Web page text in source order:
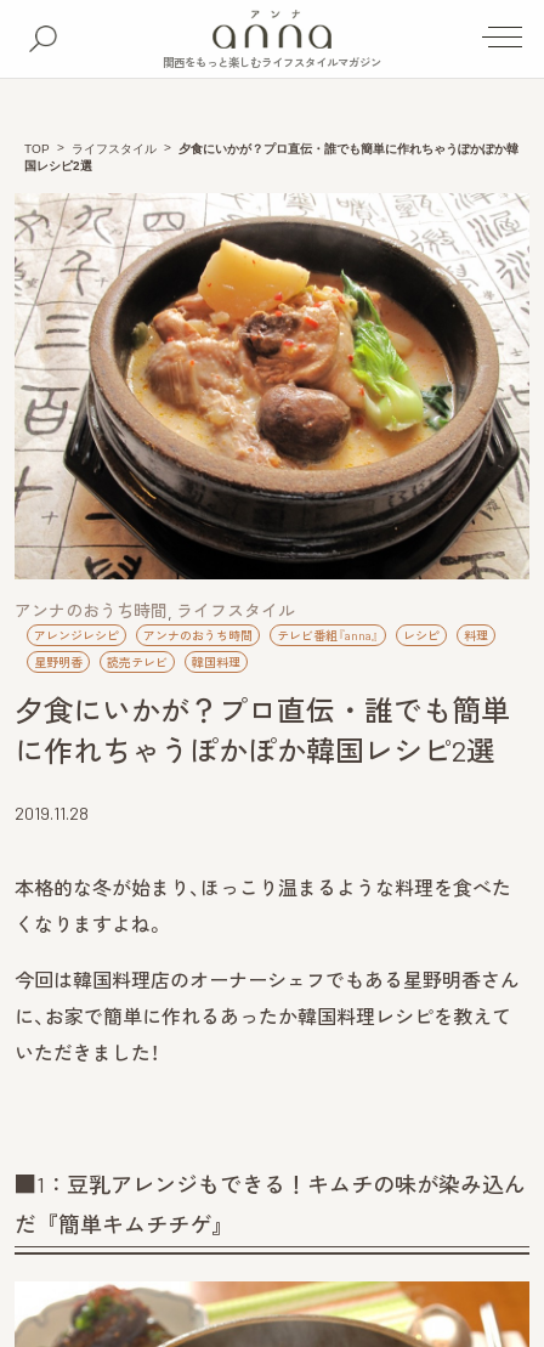
関西をもっと楽しむライフスタイルマガジン
TOP ライフスタイル
夕食にいかが？プロ直伝・誰でも簡単に作れちゃうぽかぽか韓
国レシピ2選
アンナのおうち時間 ライフスタイル
アレンジレシピ アンナのおうち時間 テレビ番組『anna』 レシピ
料理
星野明香
読売テレビ 韓国料理
夕食にいかが？プロ直伝・誰でも簡単
に作れちゃうぽかぽか韓国レシピ2選
2019.11.28
本格的な冬が始まり、ほっこり温まるような料理を食べた
くなりますよね。
今回は韓国料理店のオーナーシェフでもある星野明香さん
に、お家で簡単に作れるあったか韓国料理レシピを教えて
いただきました！
■1：豆乳アレンジもできる！キムチの味が染み込ん
だ『簡単キムチチゲ』